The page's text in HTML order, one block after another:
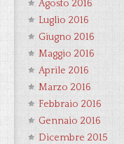
Agosto 2016
Luglio 2016
Giugno 2016
Maggio 2016
Aprile 2016
Marzo 2016
Febbraio 2016
Gennaio 2016
Dicembre 2015